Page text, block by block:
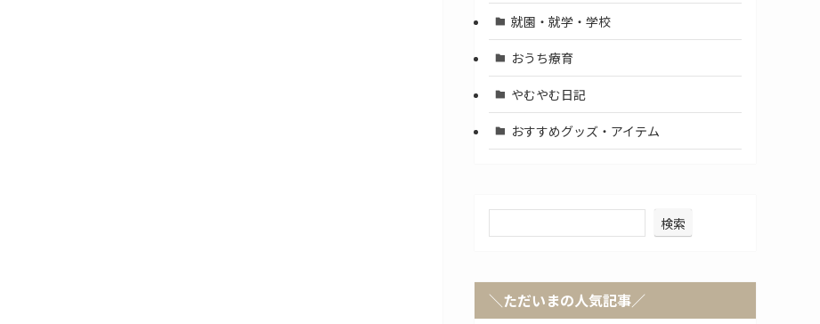
就園・就学・学校
おうち療育
やむやむ日記
おすすめグッズ・アイテム
検索
＼ただいまの人気記事／